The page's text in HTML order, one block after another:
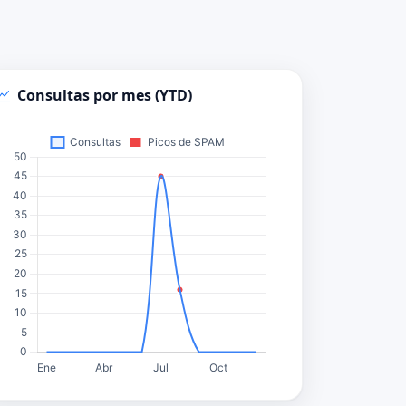
Consultas por mes (YTD)